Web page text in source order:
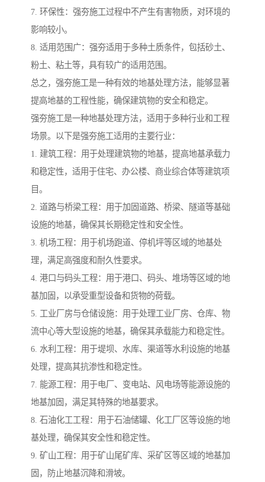
7. 环保性：强夯施工过程中不产生有害物质，对环境的
影响较小。
8. 适用范围广：强夯适用于多种土质条件，包括砂土、
粉土、粘土等，具有较广的适用范围。
总之，强夯施工是一种有效的地基处理方法，能够显著
提高地基的工程性能，确保建筑物的安全和稳定。
强夯施工是一种地基处理方法，适用于多种行业和工程
场景。以下是强夯施工适用的主要行业：
1. 建筑工程：用于处理建筑物的地基，提高地基承载力
和稳定性，适用于住宅、办公楼、商业综合体等建筑项
目。
2. 道路与桥梁工程：用于加固道路、桥梁、隧道等基础
设施的地基，确保其长期稳定性和安全性。
3. 机场工程：用于机场跑道、停机坪等区域的地基处
理，满足高强度和耐久性要求。
4. 港口与码头工程：用于港口、码头、堆场等区域的地
基加固，以承受重型设备和货物的荷载。
5. 工业厂房与仓储设施：用于处理工业厂房、仓库、物
流中心等大型设施的地基，确保其承载能力和稳定性。
6. 水利工程：用于堤坝、水库、渠道等水利设施的地基
处理，提高其抗渗性和稳定性。
7. 能源工程：用于电厂、变电站、风电场等能源设施的
地基加固，满足其特殊的地基要求。
8. 石油化工工程：用于石油储罐、化工厂区等设施的地
基处理，确保其安全性和稳定性。
9. 矿山工程：用于矿山尾矿库、采矿区等区域的地基加
固，防止地基沉降和滑坡。